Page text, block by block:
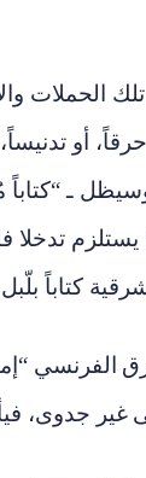
الحملات
أو
ـ “كتاباً
يستلزم
كتاباً
الفرنسي
غير جدوى،